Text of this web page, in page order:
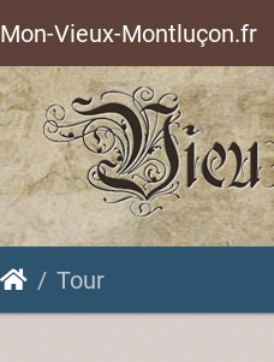
Mon-Vieux-Montluçon.fr
Tour